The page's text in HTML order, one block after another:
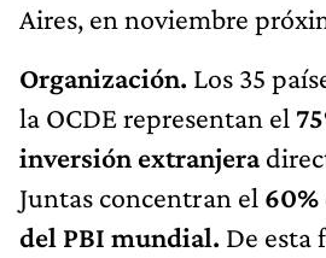
Aires, en noviembre
Organización. Los 35
la OCDE representan el
inversión extranjera
Juntas concentran el 60%
del PBI mundial. De esta